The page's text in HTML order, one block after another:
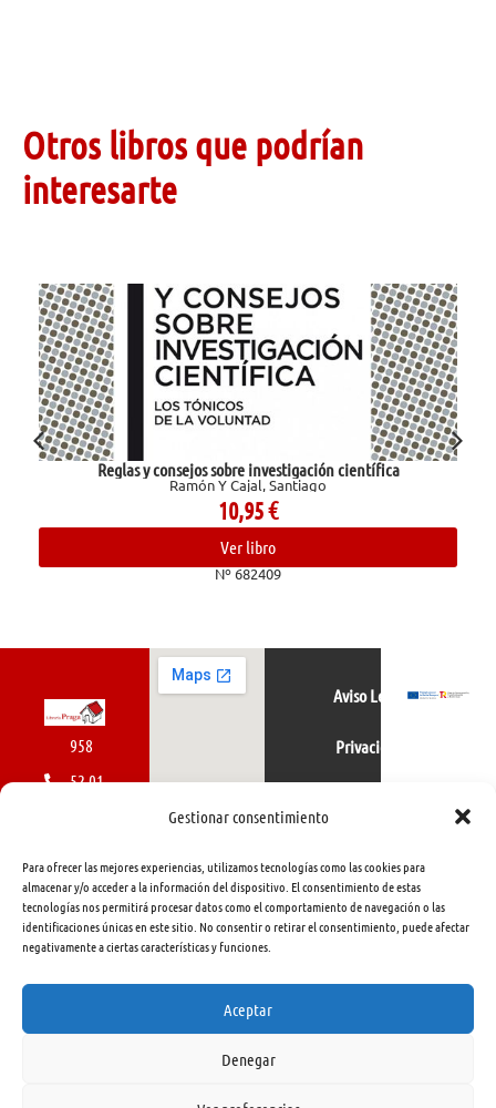
Gestionar consentimiento
Para ofrecer las mejores experiencias, utilizamos tecnologías como las cookies para
almacenar y/o acceder a la información del dispositivo. El consentimiento de estas
tecnologías nos permitirá procesar datos como el comportamiento de navegación o las
identificaciones únicas en este sitio. No consentir o retirar el consentimiento, puede afectar
negativamente a ciertas características y funciones.
Aceptar
Denegar
Otros libros que podrían
interesarte
Reglas y consejos sobre investigación científica
Ramón Y Cajal, Santiago
10,95€
Ver libro
Nº 682409
958
52 01
462
415
info@libreriapraga.com
Gracia,
Aviso Legal
Privacidad